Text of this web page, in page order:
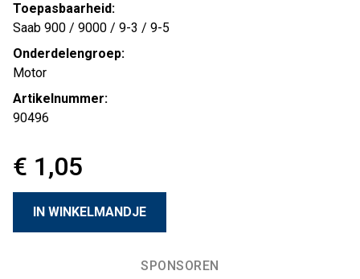
Toepasbaarheid:
Saab 900 / 9000 / 9-3 / 9-5
Onderdelengroep:
Motor
Artikelnummer:
90496
€ 1,05
SPONSOREN